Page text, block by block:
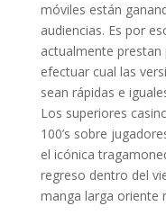
móviles están
audiencias. Es por
actualmente
efectuar cual las
sean rápidas e
Los superiores
100’s sobre
el icónica
regreso dentro del
manga larga oriente